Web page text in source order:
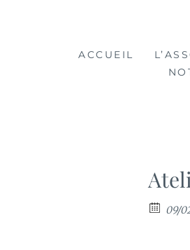
LA TABLE
ACCUEIL
09/